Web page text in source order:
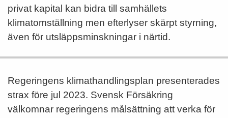
privat kapital kan bidra till samhällets
klimatomställning men efterlyser skärpt styrning,
även för utsläppsminskningar i närtid.
Regeringens klimathandlingsplan presenterades
strax före jul 2023. Svensk Försäkring
välkomnar regeringens målsättning att verka för